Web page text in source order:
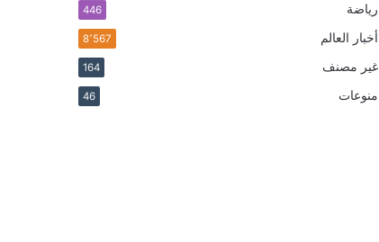
رياضة 446
أخبار العالم 8٬567
غير مصنف 164
منوعات 46